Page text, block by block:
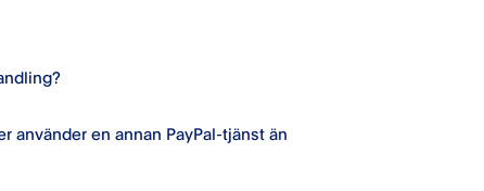
använder en annan PayPal-tjänst än